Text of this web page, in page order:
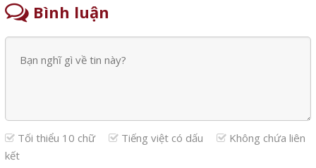
Bình luận
Tối thiểu 10 chữ Tiếng việt có dấu
Không chứa liên
kết